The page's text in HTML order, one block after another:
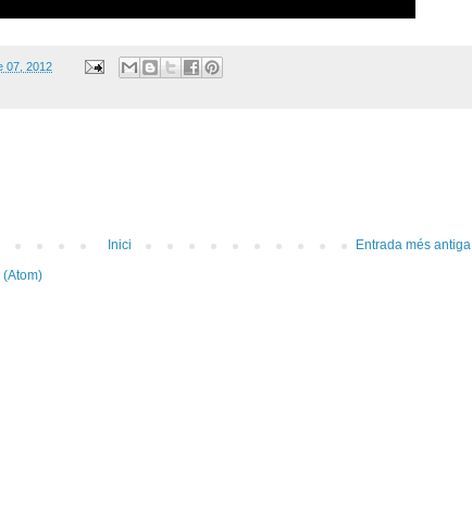
07, 2012
Entrada més antiga
Inici